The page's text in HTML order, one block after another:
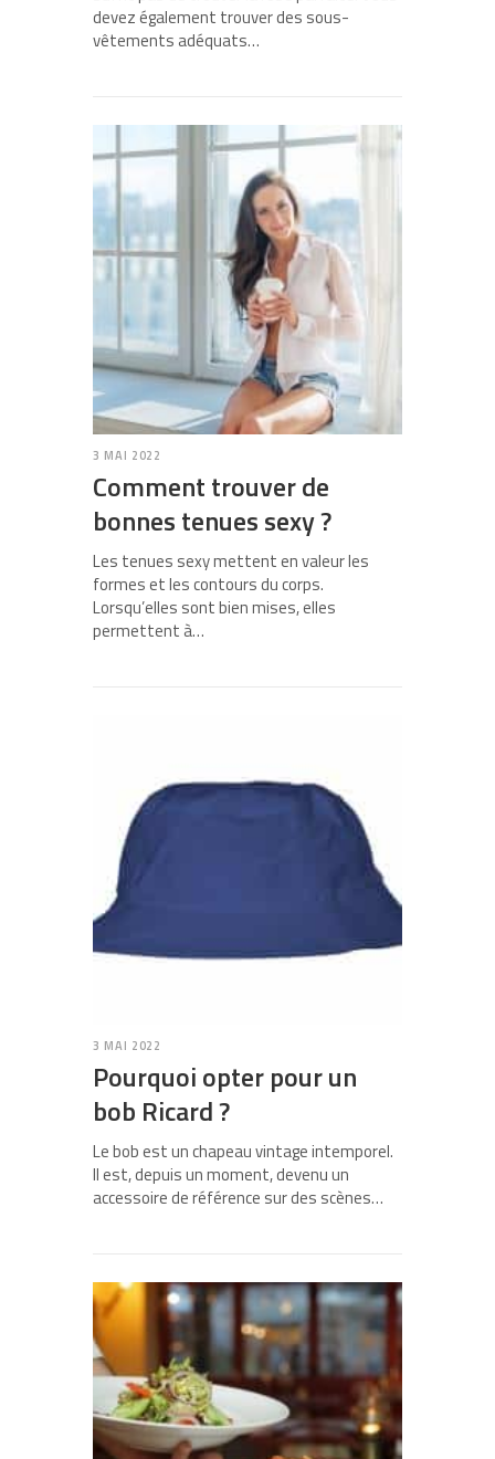
devez également trouver des sous-
vêtements adéquats…
3 MAI 2022
Comment trouver de
bonnes tenues sexy ?
Les tenues sexy mettent en valeur les
formes et les contours du corps.
Lorsqu’elles sont bien mises, elles
permettent à…
3 MAI 2022
Pourquoi opter pour un
bob Ricard ?
Le bob est un chapeau vintage intemporel.
Il est, depuis un moment, devenu un
accessoire de référence sur des scènes…